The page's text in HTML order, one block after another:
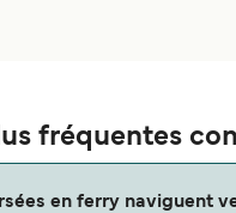
fréquentes
en ferry naviguent